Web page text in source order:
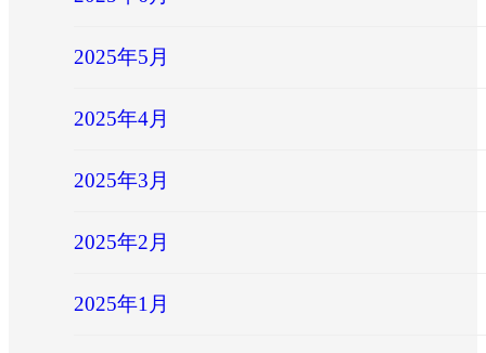
2025年5月
2025年4月
2025年3月
2025年2月
2025年1月